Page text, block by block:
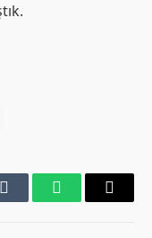
Tumblr WhatsAppEmail